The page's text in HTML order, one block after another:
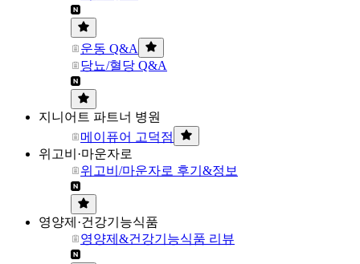
운동 Q&A
당뇨/혈당 Q&A
지니어트 파트너 병원
메이퓨어 고덕점
위고비·마운자로
위고비/마운자로 후기&정보
영양제·건강기능식품
영양제&건강기능식품 리뷰